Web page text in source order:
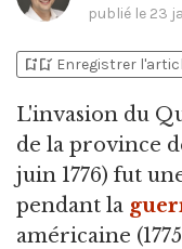
publié le 23
bookmark_addbookmark_added Enregistrer
L'invasion du
de la province
juin 1776) fut
pendant la
américaine